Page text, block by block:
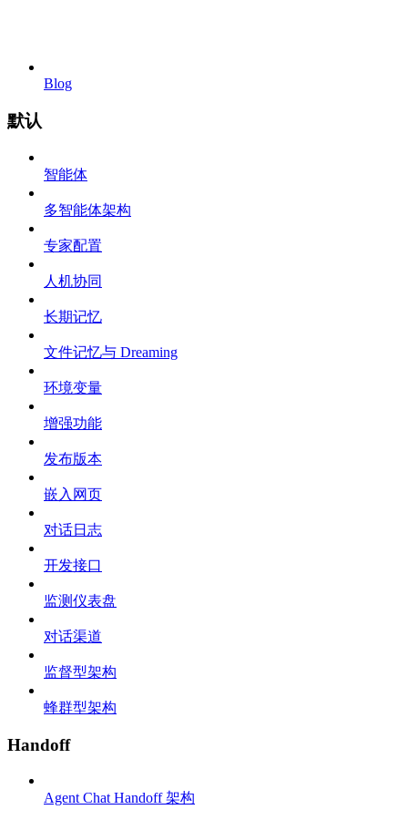
Blog
默认
智能体
多智能体架构
专家配置
人机协同
长期记忆
文件记忆与 Dreaming
环境变量
增强功能
发布版本
嵌入网页
对话日志
开发接口
监测仪表盘
对话渠道
监督型架构
蜂群型架构
Handoff
Agent Chat Handoff 架构